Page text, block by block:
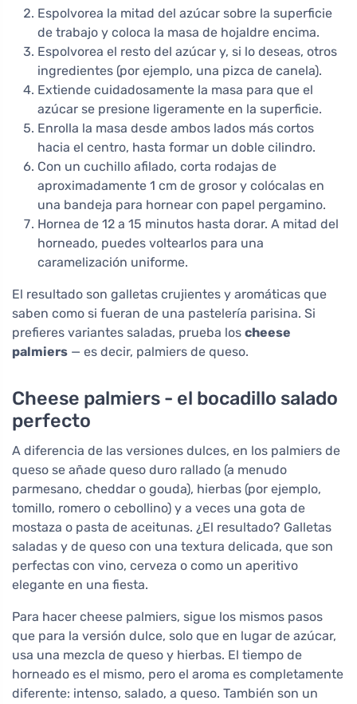
Espolvorea la mitad del azúcar sobre la superficie
de trabajo y coloca la masa de hojaldre encima.
Espolvorea el resto del azúcar y, si lo deseas, otros
ingredientes (por ejemplo, una pizca de canela).
Extiende cuidadosamente la masa para que el
azúcar se presione ligeramente en la superficie.
Enrolla la masa desde ambos lados más cortos
hacia el centro, hasta formar un doble cilindro.
Con un cuchillo afilado, corta rodajas de
aproximadamente 1 cm de grosor y colócalas en
una bandeja para hornear con papel pergamino.
Hornea de 12 a 15 minutos hasta dorar. A mitad del
horneado, puedes voltearlos para una
caramelización uniforme.
El resultado son galletas crujientes y aromáticas que
saben como si fueran de una pastelería parisina. Si
prefieres variantes saladas, prueba los cheese
palmiers — es decir, palmiers de queso.
Cheese palmiers - el bocadillo salado
perfecto
A diferencia de las versiones dulces, en los palmiers de
queso se añade queso duro rallado (a menudo
parmesano, cheddar o gouda), hierbas (por ejemplo,
tomillo, romero o cebollino) y a veces una gota de
mostaza o pasta de aceitunas. ¿El resultado? Galletas
saladas y de queso con una textura delicada, que son
perfectas con vino, cerveza o como un aperitivo
elegante en una fiesta.
Para hacer cheese palmiers, sigue los mismos pasos
que para la versión dulce, solo que en lugar de azúcar,
usa una mezcla de queso y hierbas. El tiempo de
horneado es el mismo, pero el aroma es completamente
diferente: intenso, salado, a queso. También son un